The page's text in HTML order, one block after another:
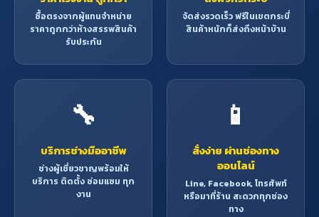
ซื้อตรงจากผู้แทนจำหน่าย
ราคาถูกกว่าห้างสรรพสินค้า
รับประกัน
จัดส่งรวดเร็ว ฟรีในเขตกระบี่
สินค้าหนักก็ส่งถึงหน้าบ้าน
🔧
บริการช่างมืออาชีพ
ช่างผู้เชี่ยวชาญพร้อมให้
บริการ ติดตั้ง ซ่อมแซม ทุก
งาน
📱
สั่งง่าย ผ่านช่องทาง
ออนไลน์
Line, Facebook, โทรศัพท์
หรือมาที่ร้าน สะดวกทุกช่อง
ทาง